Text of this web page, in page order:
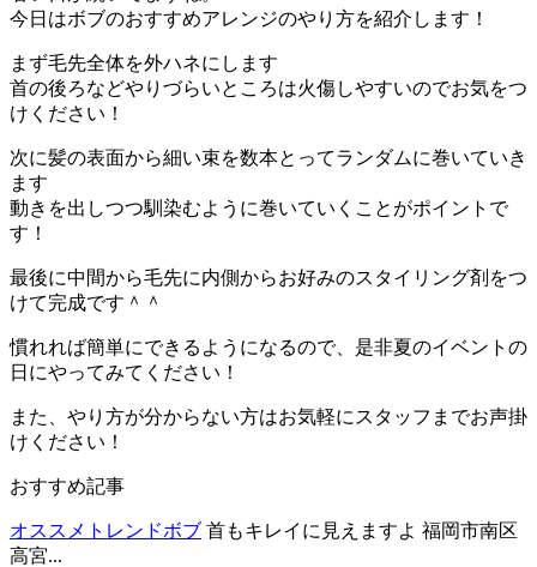
今日はボブのおすすめアレンジのやり方を紹介します！
まず毛先全体を外ハネにします
首の後ろなどやりづらいところは火傷しやすいのでお気をつ
けください！
次に髪の表面から細い束を数本とってランダムに巻いていき
ます
動きを出しつつ馴染むように巻いていくことがポイントで
す！
最後に中間から毛先に内側からお好みのスタイリング剤をつ
けて完成です＾＾
慣れれば簡単にできるようになるので、是非夏のイベントの
日にやってみてください！
また、やり方が分からない方はお気軽にスタッフまでお声掛
けください！
おすすめ記事
オススメトレンドボブ 首もキレイに見えますよ 福岡市南区
高宮...